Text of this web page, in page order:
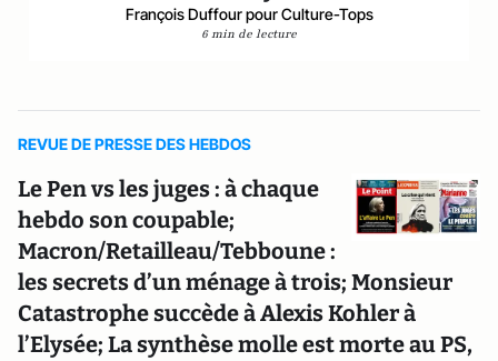
François Duffour pour Culture-Tops
6 min de lecture
REVUE DE PRESSE DES HEBDOS
Le Pen vs les juges : à chaque
hebdo son coupable;
Macron/Retailleau/Tebboune :
les secrets d’un ménage à trois; Monsieur
Catastrophe succède à Alexis Kohler à
l’Elysée; La synthèse molle est morte au PS,